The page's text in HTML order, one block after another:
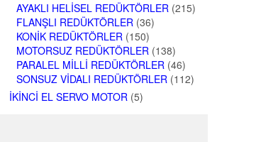
AYAKLI HELISEL REDÜKTÖRLER (215)
FLANŞLI REDÜKTÖRLER (36)
KONIK REDÜKTÖRLER (150)
MOTORSUZ REDÜKTÖRLER (138)
PARALEL MILLI REDÜKTÖRLER (46)
SONSUZ VIDALI REDÜKTÖRLER (112)
İKINCI EL SERVO MOTOR (5)